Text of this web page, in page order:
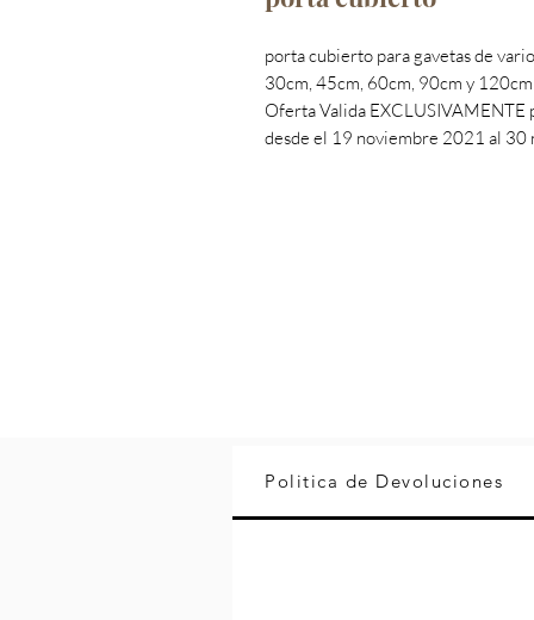
porta cubierto para gavetas de
30cm, 45cm, 60cm, 90cm y 120cm
Oferta Valida EXCLUSIVAMENTE
desde el 19 noviembre 2021 al
Politica de Devoluciones